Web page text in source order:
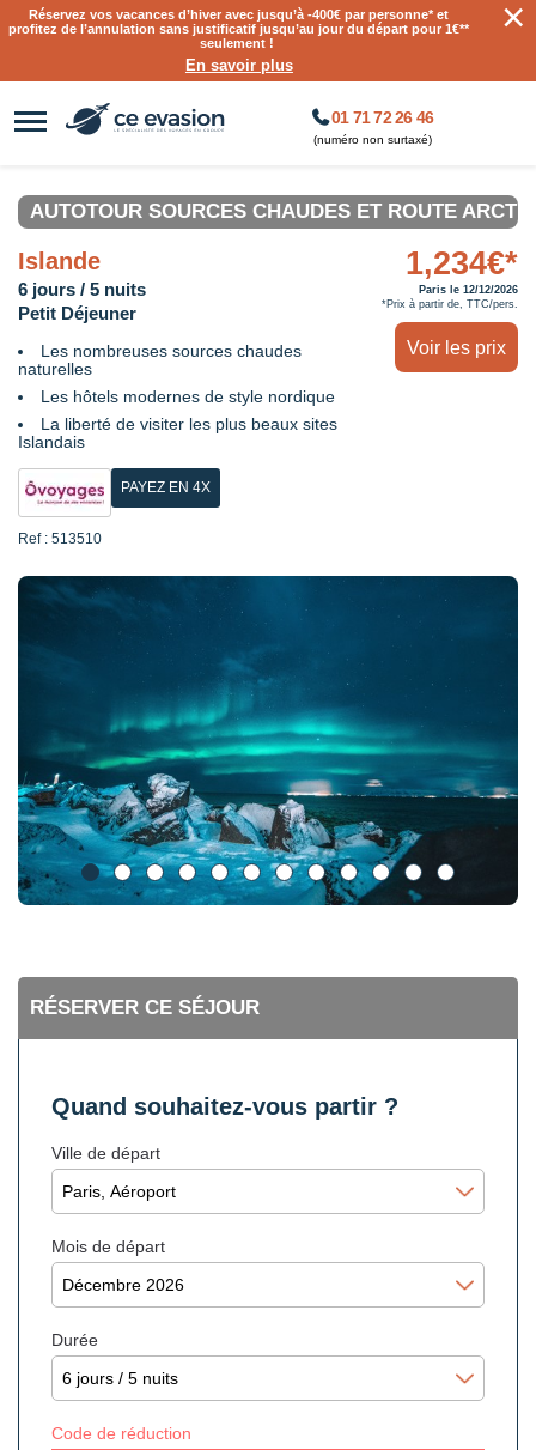
Réservez vos vacances d’hiver avec jusqu’à-400€ par personne* et
profitez de l’annulation sans justificatif jusqu’au jour du départ pour 1€**
seulement !
En savoir plus
×
01 71 72 26 46
(numéro non surtaxé)
AUTOTOUR SOURCES CHAUDES ET ROUTE
Islande
6 jours / 5 nuits
Petit Déjeuner
Les nombreuses sources chaudes
naturelles
Les hôtels modernes de style nordique
La liberté de visiter les plus beaux sites
Islandais
PAYEZ EN 4X
Ref : 513510
1,234€*
Paris le 12/12/2026
*Prix à partir de, TTC/pers.
Voir les prix
RÉSERVER CE SÉJOUR
Quand souhaitez-vous partir ?
Ville de départ
Mois de départ
Durée
Code de réduction